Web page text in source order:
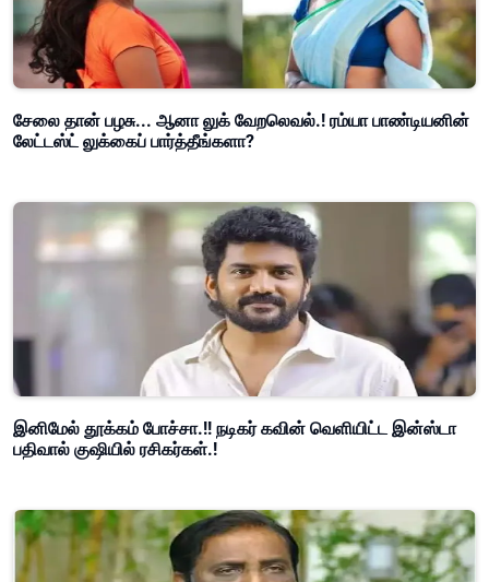
சேலை தான் பழசு... ஆனா லுக் வேறலெவல்.! ரம்யா பாண்டியனின்
லேட்டஸ்ட் லுக்கைப் பார்த்தீங்களா?
இனிமேல் தூக்கம் போச்சா.!! நடிகர் கவின் வெளியிட்ட இன்ஸ்டா
பதிவால் குஷியில் ரசிகர்கள்.!